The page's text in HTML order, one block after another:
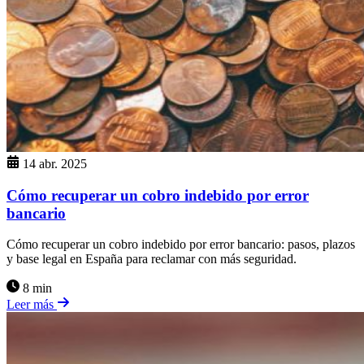
14 abr. 2025
Cómo recuperar un cobro indebido por error
bancario
Cómo recuperar un cobro indebido por error bancario: pasos, plazos
y base legal en España para reclamar con más seguridad.
8 min
Leer más